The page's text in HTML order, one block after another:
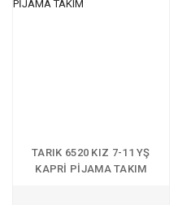
TARIK 6520 KIZ 7-11 YŞ
KAPRİ PİJAMA TAKIM